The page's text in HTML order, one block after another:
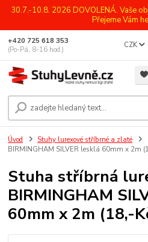
30.7.-10.8. 2026 DOVOLENÁ. Vaše
Přejeme Vám
CZK
+420 725 618 353
(Po-Pá, 8-16 hod.)
Úvod Stuhy lurexové stříbrné a zlaté
BIRMINGHAM SILVER lesklá 60mm x 2m
Stuha stříbrná
BIRMINGHAM
60mm x 2m (18,-